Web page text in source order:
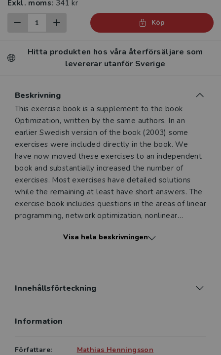
Exkl. moms: 341 kr
Köp
Hitta produkten hos våra återförsäljare som
levererar utanför Sverige
Beskrivning
Beskrivning
This exercise book is a supplement to the book
Optimization, written by the same authors. In an
earlier Swedish version of the book (2003) some
exercises were included directly in the book. We
have now moved these exercises to an independent
book and substantially increased the number of
exercises. Most exercises have detailed solutions
while the remaining at least have short answers. The
exercise book includes questions in the areas of linear
programming, network optimization, nonlinear
programming and on the use of the solver in Excel
Visa hela beskrivningen
Innehållsförteckning
Information
Författare:
Mathias Henningsson